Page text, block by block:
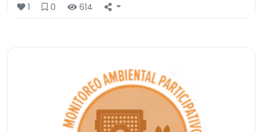
1 0 614